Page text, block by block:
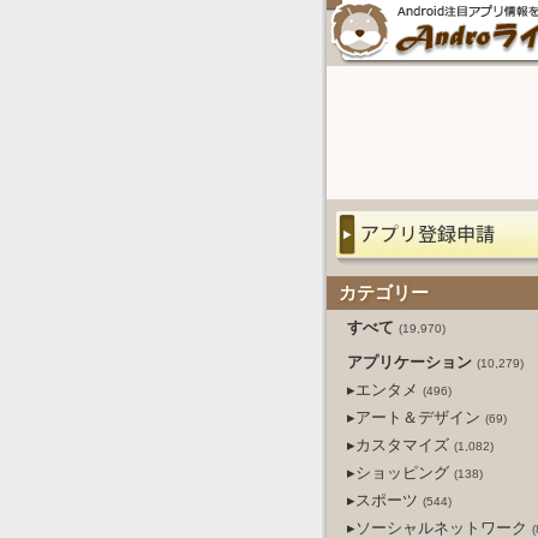
カテゴリー
すべて (19,970)
アプリケーション (10,279)
▸エンタメ (496)
▸アート＆デザイン (69)
▸カスタマイズ (1,082)
▸ショッピング (138)
▸スポーツ (544)
▸ソーシャルネットワーク